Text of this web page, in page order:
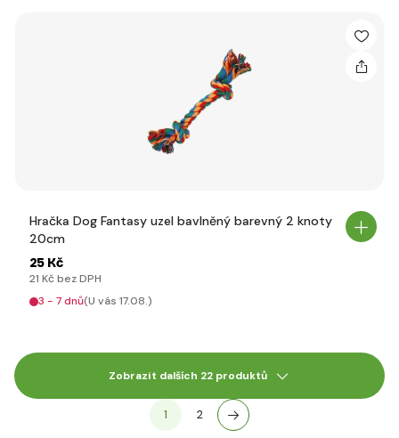
Hračka Dog Fantasy uzel bavlněný barevný 2 knoty
20cm
25 Kč
21 Kč bez DPH
3 - 7 dnů(U vás 17.08.)
Zobrazit dalších 22 produktů
1 2